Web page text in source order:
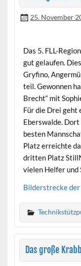
25. November
Das 5. FLL-
gut gelaufen.
Gryfino,
teil. Gewonnen
Brecht“ mit
Für die Drei geht
Eberswalde.
besten
Platz erreichte
dritten Platz
vielen Helfer und
Bilderstrecke
Das große